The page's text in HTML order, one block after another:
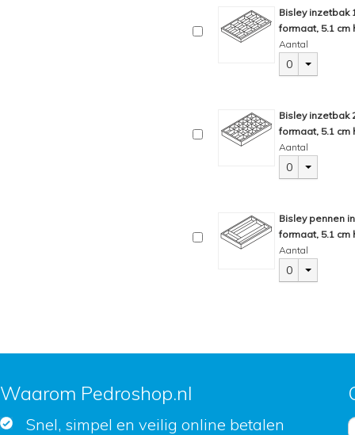
Bisley inzetbak
formaat, 5.1 cm
Aantal
0
Bisley inzetbak
formaat, 5.1 cm
Aantal
0
Bisley pennen
formaat, 5.1 cm
Aantal
0
Waarom Pedroshop.nl
Snel, simpel en veilig online betalen